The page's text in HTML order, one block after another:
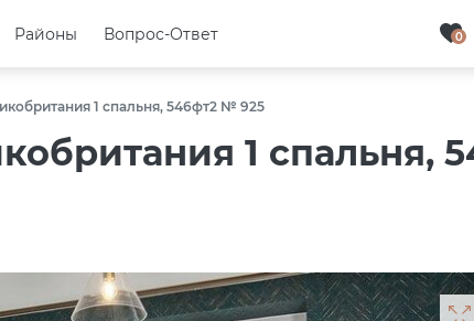
0
Районы Вопрос-Ответ 0
Районы Вопрос-Ответ
1 спальня, 546фт2 № 925
1 спальня,